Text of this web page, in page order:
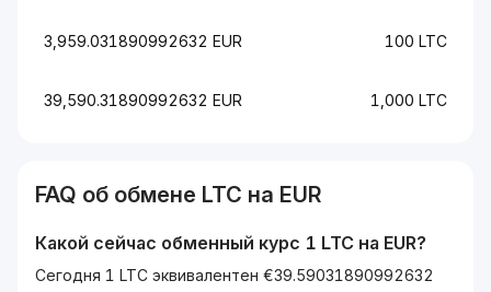
3,959.031890992632 EUR 100 LTC
39,590.31890992632 EUR 1,000 LTC
FAQ об обмене LTC на EUR
Какой сейчас обменный курс 1 LTC на EUR?
Сегодня 1 LTC эквивалентен €39.59031890992632